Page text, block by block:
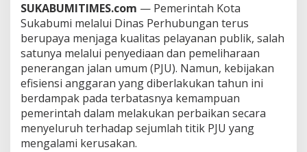
A
n
g
g
a
r
a
n
,
P
e
SUKABUMITIMES.com — Pemerintah Kota
Sukabumi melalui Dinas Perhubungan terus
berupaya menjaga kualitas pelayanan publik, salah
satunya melalui penyediaan dan pemeliharaan
penerangan jalan umum (PJU). Namun, kebijakan
efisiensi anggaran yang diberlakukan tahun ini
berdampak pada terbatasnya kemampuan
pemerintah dalam melakukan perbaikan secara
menyeluruh terhadap sejumlah titik PJU yang
mengalami kerusakan.